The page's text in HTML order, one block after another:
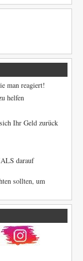
man reagiert!
helfen
Ihr Geld zurück
darauf
sollten, um